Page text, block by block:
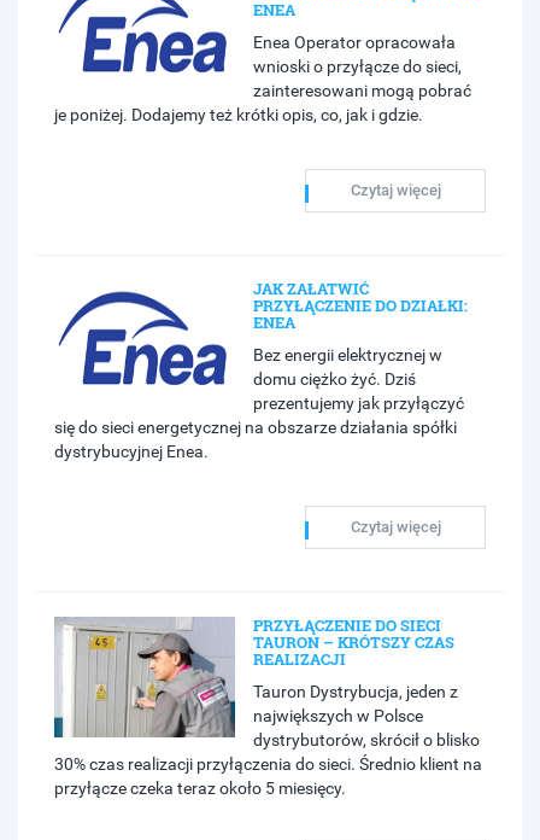
ENEA
Enea Operator opracowała
wnioski o przyłącze do sieci,
zainteresowani mogą pobrać
je poniżej. Dodajemy też krótki opis, co, jak i gdzie.
Czytaj więcej
JAK ZAŁATWIĆ
PRZYŁĄCZENIE DO DZIAŁKI:
ENEA
Bez energii elektrycznej w
domu ciężko żyć. Dziś
prezentujemy jak przyłączyć
się do sieci energetycznej na obszarze działania spółki
dystrybucyjnej Enea.
Czytaj więcej
PRZYŁĄCZENIE DO SIECI
TAURON – KRÓTSZY CZAS
REALIZACJI
Tauron Dystrybucja, jeden z
największych w Polsce
dystrybutorów, skrócił o blisko
30% czas realizacji przyłączenia do sieci. Średnio klient na
przyłącze czeka teraz około 5 miesięcy.